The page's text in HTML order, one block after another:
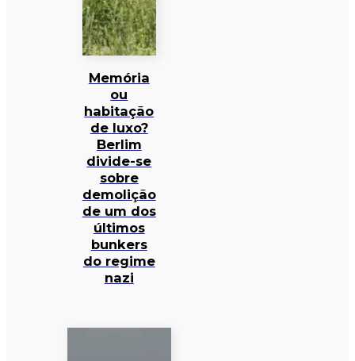
Memória
ou
habitação
de luxo?
Berlim
divide-se
sobre
demolição
de um dos
últimos
bunkers
do regime
nazi